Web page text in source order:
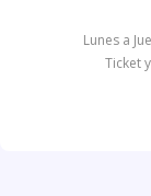
Lunes a
Ticket